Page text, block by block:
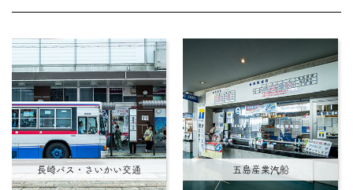
長崎バス・さいかい交通 五島産業汽船